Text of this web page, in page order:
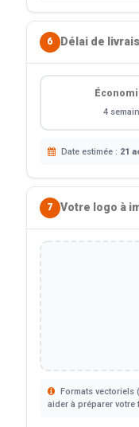
6 Délai de
4
Date estimée : 21
7 Votre logo à
Formats vectoriels
aider à préparer votre